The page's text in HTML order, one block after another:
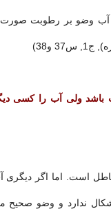
آب وضو بر رطوبت
و38)
باشد ولی آب را كسی
است. اما اگر دیگری
ندارد و وضو صحیح